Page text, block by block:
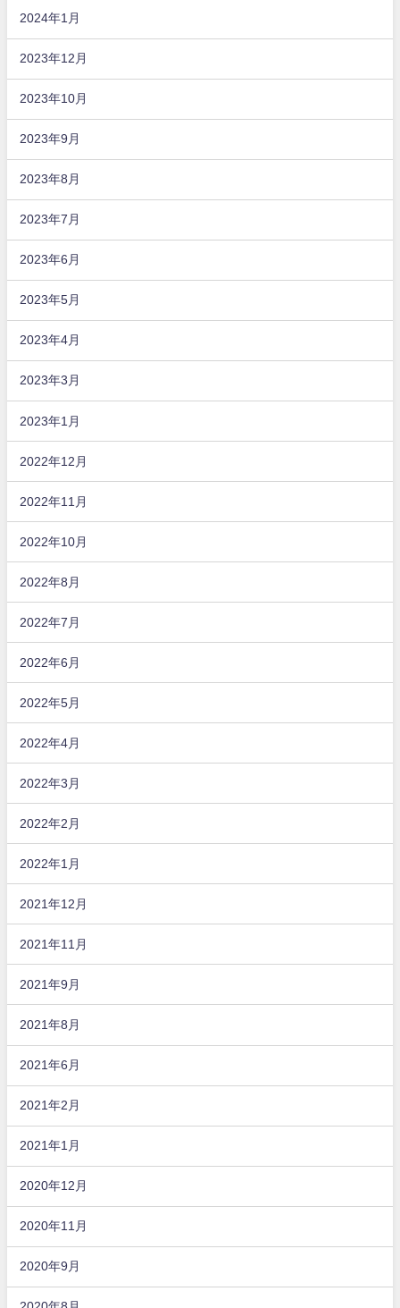
2024年1月
2023年12月
2023年10月
2023年9月
2023年8月
2023年7月
2023年6月
2023年5月
2023年4月
2023年3月
2023年1月
2022年12月
2022年11月
2022年10月
2022年8月
2022年7月
2022年6月
2022年5月
2022年4月
2022年3月
2022年2月
2022年1月
2021年12月
2021年11月
2021年9月
2021年8月
2021年6月
2021年2月
2021年1月
2020年12月
2020年11月
2020年9月